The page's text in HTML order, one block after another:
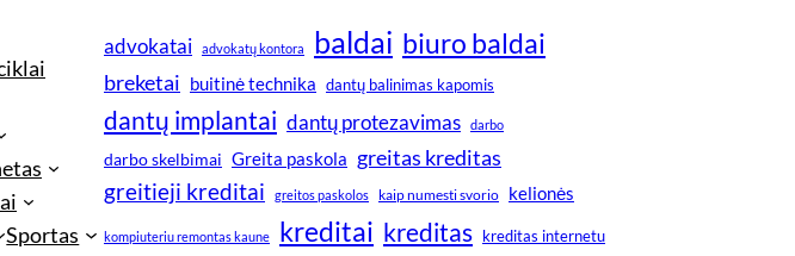
Sportas
advokatai advokatų kontora baldai biuro baldai
breketai buitinė technika dantų balinimas kapomis
dantų implantai dantų protezavimas darbo
darbo skelbimai Greita paskola greitas kreditas
greitieji kreditai greitos paskolos kaip numesti svorio kelionės
kompiuteriu remontas kaune kreditai kreditas kreditas internetu